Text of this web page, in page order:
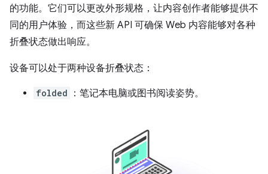
的功能。它们可以更改外形规格，让内容创作者能够提供不
同的用户体验，而这些新 API 可确保 Web 内容能够对各种
折叠状态做出响应。
设备可以处于两种设备折叠状态：
folded ：笔记本电脑或图书阅读姿势。